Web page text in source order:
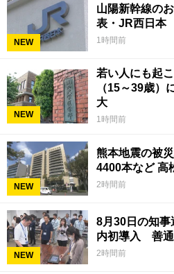
NEW
山陽新幹線の
表・JR西日本
1時間前
NEW
若い人にも起
（15～39歳
大
1時間前
NEW
熊本地震の被
4400本など 高
2時間前
NEW
8月30日の知事
内初導入 善通
2時間前